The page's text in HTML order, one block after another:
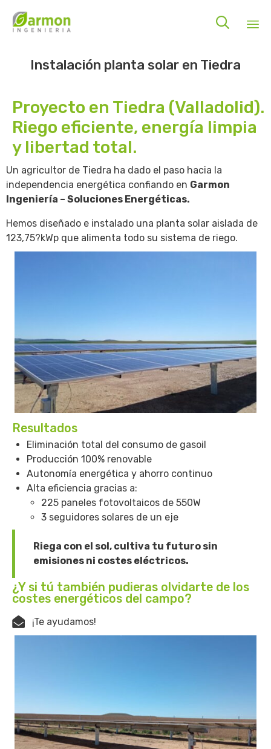

Instalación planta solar en Tiedra
Proyecto en Tiedra (Valladolid).
Riego eficiente, energía limpia
y libertad total.
Un agricultor de Tiedra ha dado el paso hacia la
independencia energética confiando en Garmon
Ingeniería – Soluciones Energéticas.
Hemos diseñado e instalado una planta solar aislada de
123,75?kWp que alimenta todo su sistema de riego.
Resultados
Eliminación total del consumo de gasoil
Producción 100% renovable
Autonomía energética y ahorro continuo
Alta eficiencia gracias a:
225 paneles fotovoltaicos de 550W
3 seguidores solares de un eje
Riega con el sol, cultiva tu futuro sin
emisiones ni costes eléctricos.
¿Y si tú también pudieras olvidarte de los
costes energéticos del campo?
¡Te ayudamos!